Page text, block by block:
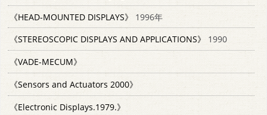
《HEAD-MOUNTED DISPLAYS》
1996年
《STEREOSCOPIC DISPLAYS AND APPLICATIONS》
1990
《VADE-MECUM》
《Sensors and Actuators 2000》
《Electronic Displays.1979.》